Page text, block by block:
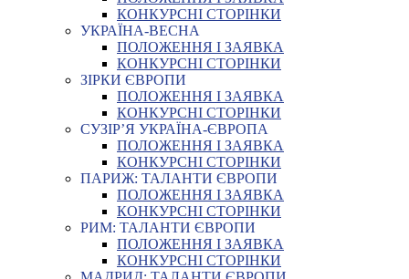
КОНКУРСНІ СТОРІНКИ
УКРАЇНА-ВЕСНА
ПОЛОЖЕННЯ І ЗАЯВКА
КОНКУРСНІ СТОРІНКИ
ЗІРКИ ЄВРОПИ
ПОЛОЖЕННЯ І ЗАЯВКА
КОНКУРСНІ СТОРІНКИ
СУЗІР’Я УКРАЇНА-ЄВРОПА
ПОЛОЖЕННЯ І ЗАЯВКА
КОНКУРСНІ СТОРІНКИ
ПАРИЖ: ТАЛАНТИ ЄВРОПИ
ПОЛОЖЕННЯ І ЗАЯВКА
КОНКУРСНІ СТОРІНКИ
РИМ: ТАЛАНТИ ЄВРОПИ
ПОЛОЖЕННЯ І ЗАЯВКА
КОНКУРСНІ СТОРІНКИ